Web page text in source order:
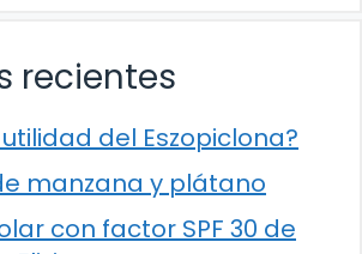
recientes
del Eszopiclona?
manzana y plátano
con factor SPF 30 de